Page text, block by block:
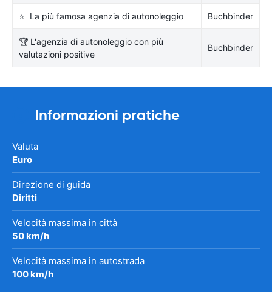
⭐ La più famosa agenzia di autonoleggio Buchbinder
🏆 L'agenzia di autonoleggio con più
valutazioni positive
Buchbinder
Informazioni pratiche
Valuta
Euro
Direzione di guida
Diritti
Velocità massima in città
50 km/h
Velocità massima in autostrada
100 km/h